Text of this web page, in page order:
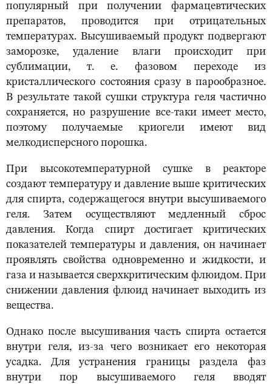
популярный при получении фармацевтических
препаратов, проводится при отрицательных
температурах. Высушиваемый продукт подвергают
заморозке, удаление влаги происходит при
сублимации, т. е. фазовом переходе из
кристаллического состояния сразу в парообразное.
В результате такой сушки структура геля частично
сохраняется, но разрушение все-таки имеет место,
поэтому получаемые криогели имеют вид
мелкодисперсного порошка.
При высокотемпературной сушке в реакторе
создают температуру и давление выше критических
для спирта, содержащегося внутри высушиваемого
геля. Затем осуществляют медленный сброс
давления. Когда спирт достигает критических
показателей температуры и давления, он начинает
проявлять свойства одновременно и жидкости, и
газа и называется сверхкритическим флюидом. При
снижении давления флюид начинает выходить из
вещества.
Однако после высушивания часть спирта остается
внутри геля, из-за чего возникает его некоторая
усадка. Для устранения границы раздела фаз
внутри пор высушиваемого геля вводят